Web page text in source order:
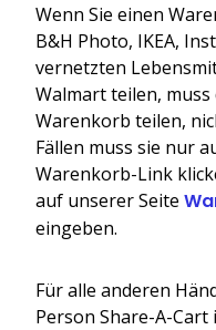
Wenn Sie einen
B&H Photo, IKEA,
vernetzten
Walmart teilen, muss
Warenkorb teilen,
Fällen muss sie nur
Warenkorb-Link
auf unserer Seite
eingeben.
Für alle anderen
Person Share-A-Cart